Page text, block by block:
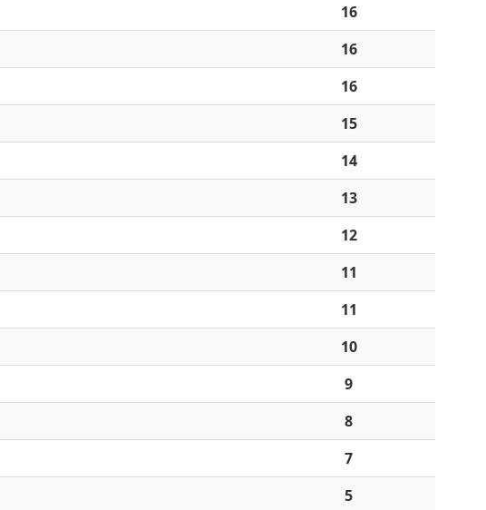
16
16
16
15
14
13
12
11
11
10
9
8
7
5